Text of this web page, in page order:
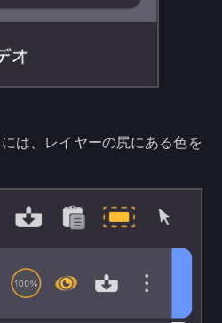
は、レイヤーの尻にある色を